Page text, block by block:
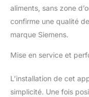
aliments, sans zone
confirme une qualité
marque Siemens.
Mise en service et
L’installation de cet
simplicité. Une fois